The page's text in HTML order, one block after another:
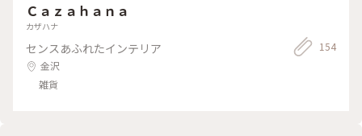
Ｃａｚａｈａｎａ
カザハナ
センスあふれたインテリア
金沢
雑貨
154